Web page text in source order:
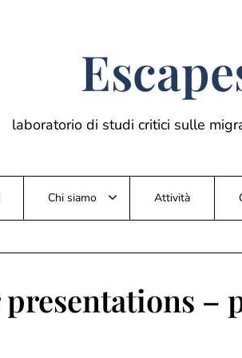
laboratorio di studi critici sulle
Chi siamo Attività
presentations –